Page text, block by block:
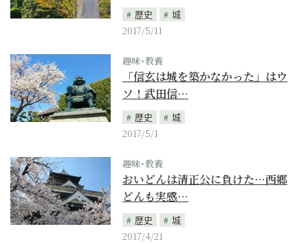
歴史
城
2017/5/11
趣味･教養
「信玄は城を築かなかった」はウ
ソ！武田信…
歴史
城
2017/5/1
趣味･教養
おいどんは清正公に負けた…西郷
どんも実感…
歴史
城
2017/4/21